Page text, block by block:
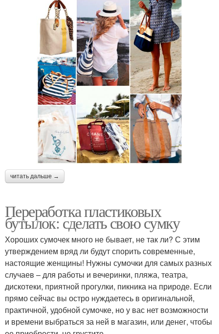
читать дальше →
Переработка пластиковых
бутылок: сделать свою сумку
Хороших сумочек много не бывает, не так ли? С этим
утверждением вряд ли будут спорить современные,
настоящие женщины! Нужны сумочки для самых разных
случаев – для работы и вечеринки, пляжа, театра,
дискотеки, приятной прогулки, пикника на природе. Если
прямо сейчас вы остро нуждаетесь в оригинальной,
практичной, удобной сумочке, но у вас нет возможности
и времени выбраться за ней в магазин, или денег, чтобы